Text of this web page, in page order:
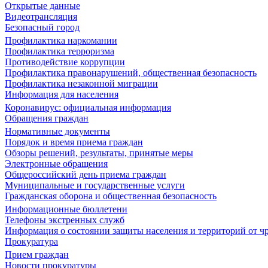
Открытые данные
Видеотрансляция
Безопасный город
Профилактика наркомании
Профилактика терроризма
Противодействие коррупции
Профилактика правонарушений, общественная безопасность
Профилактика незаконной миграции
Информация для населения
Коронавирус: официальная информация
Обращения граждан
Нормативные документы
Порядок и время приема граждан
Обзоры решений, результаты, принятые меры
Электронные обращения
Общероссийский день приема граждан
Муниципальные и государственные услуги
Гражданская оборона и общественная безопасность
Информационные бюллетени
Телефоны экстренных служб
Информация о состоянии защиты населения и территорий от
Прокуратура
Прием граждан
Новости прокуратуры